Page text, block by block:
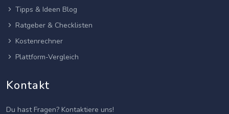
Tipps & Ideen Blog
Ratgeber & Checklisten
Kostenrechner
Plattform-Vergleich
Kontakt
Du hast Fragen? Kontaktiere uns!